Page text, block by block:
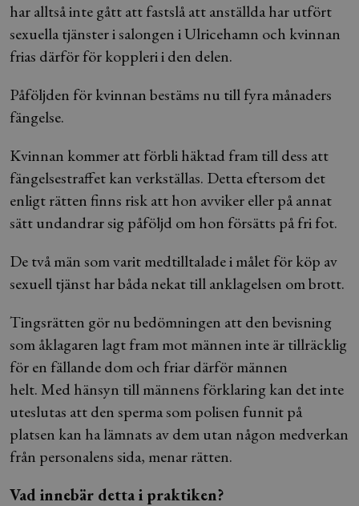
har alltså inte gått att fastslå att anställda har utfört
sexuella tjänster i salongen i Ulricehamn och kvinnan
frias därför för koppleri i den delen.
Påföljden för kvinnan bestäms nu till fyra månaders
fängelse.
Kvinnan kommer att förbli häktad fram till dess att
fängelsestraffet kan verkställas. Detta eftersom det
enligt rätten finns risk att hon avviker eller på annat
sätt undandrar sig påföljd om hon försätts på fri fot.
De två män som varit medtilltalade i målet för köp av
sexuell tjänst har båda nekat till anklagelsen om brott.
Tingsrätten gör nu bedömningen att den bevisning
som åklagaren lagt fram mot männen inte är tillräcklig
för en fällande dom och friar därför männen
helt. Med hänsyn till männens förklaring kan det inte
uteslutas att den sperma som polisen funnit på
platsen kan ha lämnats av dem utan någon medverkan
från personalens sida, menar rätten.
Vad innebär detta i praktiken?